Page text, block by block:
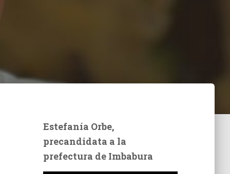
Estefanía Orbe,
precandidata a la
prefectura de Imbabura